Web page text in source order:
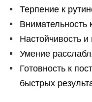
Терпение к
Внимательность
Настойчивость
Умение
Готовность к
быстрых